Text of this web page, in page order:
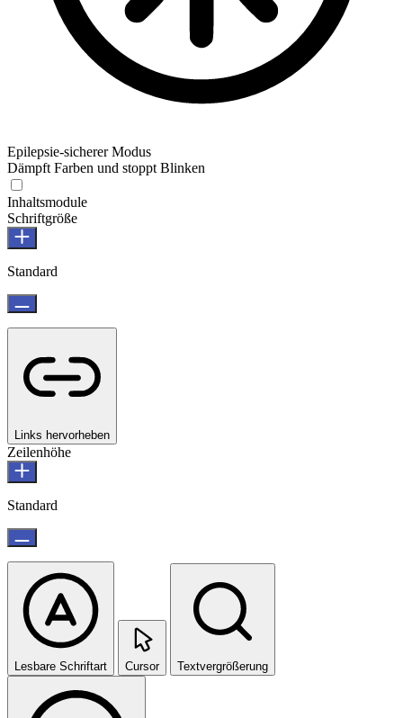
Epilepsie-sicherer Modus
Dämpft Farben und stoppt Blinken
Inhaltsmodule
Schriftgröße
Standard
Links hervorheben
Zeilenhöhe
Standard
Lesbare Schriftart Cursor Textvergrößerung